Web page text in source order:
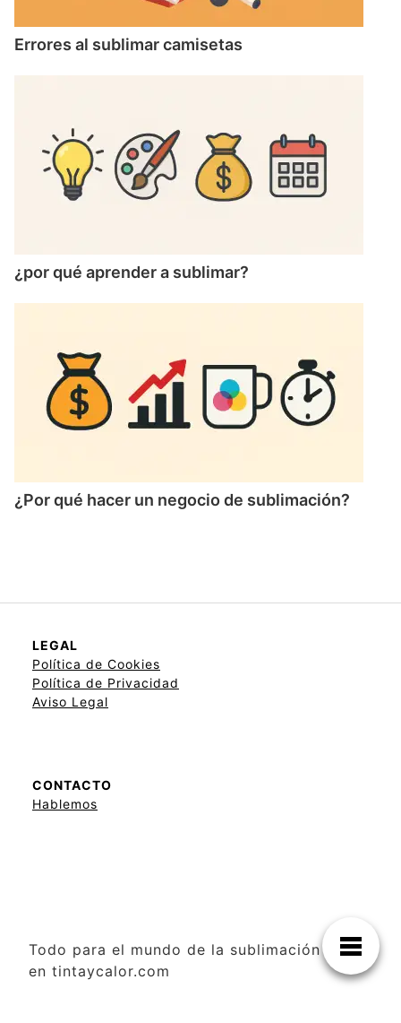
Errores al sublimar camisetas
¿por qué aprender a sublimar?
¿Por qué hacer un negocio de sublimación?
LEGAL
Política de Cookies
Política de Privacidad
Aviso Legal
CONTACTO
Hablemos
Todo para el mundo de la sublimación solo
en tintaycalor.com